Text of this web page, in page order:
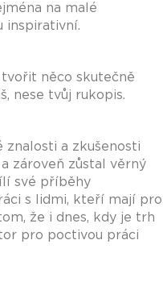
na malé
inspirativní.
tvořit něco skutečně
nese tvůj rukopis.
znalosti a zkušenosti
zároveň zůstal věrný
své příběhy
s lidmi, kteří mají pro
že i dnes, kdy je trh
pro poctivou práci